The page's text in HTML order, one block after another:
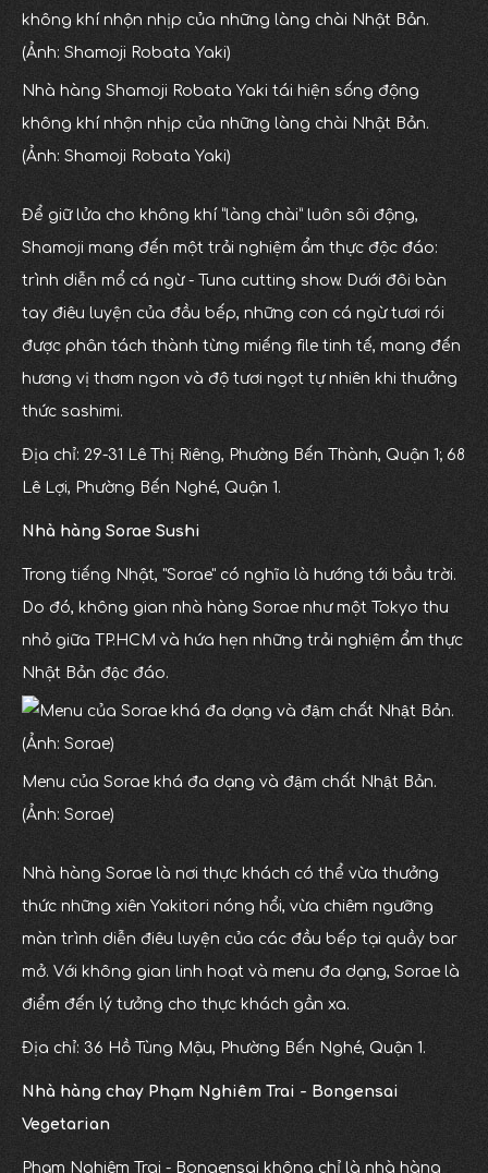
Nhà hàng Shamoji Robata Yaki tái hiện sống động
không khí nhộn nhịp của những làng chài Nhật Bản.
(Ảnh: Shamoji Robata Yaki)
Để giữ lửa cho không khí “làng chài” luôn sôi động,
Shamoji mang đến một trải nghiệm ẩm thực độc đáo:
trình diễn mổ cá ngừ - Tuna cutting show. Dưới đôi bàn
tay điêu luyện của đầu bếp, những con cá ngừ tươi rói
được phân tách thành từng miếng file tinh tế, mang đến
hương vị thơm ngon và độ tươi ngọt tự nhiên khi thưởng
thức sashimi.
Địa chỉ: 29-31 Lê Thị Riêng, Phường Bến Thành, Quận 1; 68
Lê Lợi, Phường Bến Nghé, Quận 1.
Nhà hàng Sorae Sushi
Trong tiếng Nhật, "Sorae" có nghĩa là hướng tới bầu trời.
Do đó, không gian nhà hàng Sorae như một Tokyo thu
nhỏ giữa TP.HCM và hứa hẹn những trải nghiệm ẩm thực
Nhật Bản độc đáo.
Menu của Sorae khá đa dạng và đậm chất Nhật Bản.
(Ảnh: Sorae)
Nhà hàng Sorae là nơi thực khách có thể vừa thưởng
thức những xiên Yakitori nóng hổi, vừa chiêm ngưỡng
màn trình diễn điêu luyện của các đầu bếp tại quầy bar
mở. Với không gian linh hoạt và menu đa dạng, Sorae là
điểm đến lý tưởng cho thực khách gần xa.
Địa chỉ: 36 Hồ Tùng Mậu, Phường Bến Nghé, Quận 1.
Nhà hàng chay Phạm Nghiêm Trai - Bongensai
Vegetarian
Phạm Nghiêm Trai - Bongensai không chỉ là nhà hàng